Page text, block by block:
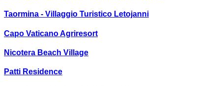
Taormina - Villaggio Turistico Letojanni
Capo Vaticano Agriresort
Nicotera Beach Village
Patti Residence